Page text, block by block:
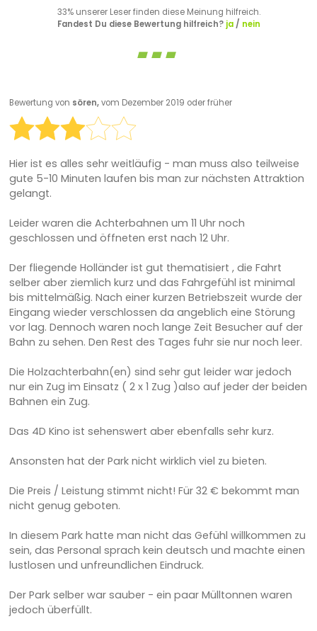
33% unserer Leser finden diese Meinung hilfreich.
Fandest Du diese Bewertung hilfreich? ja/ nein
Bewertung von sören,vom Dezember 2019 oder früher
Hier ist es alles sehr weitläufig - man muss also teilweise
gute 5-10 Minuten laufen bis man zur nächsten Attraktion
gelangt.
Leider waren die Achterbahnen um 11 Uhr noch
geschlossen und öffneten erst nach 12 Uhr.
Der fliegende Holländer ist gut thematisiert , die Fahrt
selber aber ziemlich kurz und das Fahrgefühl ist minimal
bis mittelmäßig. Nach einer kurzen Betriebszeit wurde der
Eingang wieder verschlossen da angeblich eine Störung
vor lag. Dennoch waren noch lange Zeit Besucher auf der
Bahn zu sehen. Den Rest des Tages fuhr sie nur noch leer.
Die Holzachterbahn(en) sind sehr gut leider war jedoch
nur ein Zug im Einsatz ( 2 x 1 Zug )also auf jeder der beiden
Bahnen ein Zug.
Das 4D Kino ist sehenswert aber ebenfalls sehr kurz.
Ansonsten hat der Park nicht wirklich viel zu bieten.
Die Preis / Leistung stimmt nicht! Für 32 € bekommt man
nicht genug geboten.
In diesem Park hatte man nicht das Gefühl willkommen zu
sein, das Personal sprach kein deutsch und machte einen
lustlosen und unfreundlichen Eindruck.
Der Park selber war sauber - ein paar Mülltonnen waren
jedoch überfüllt.